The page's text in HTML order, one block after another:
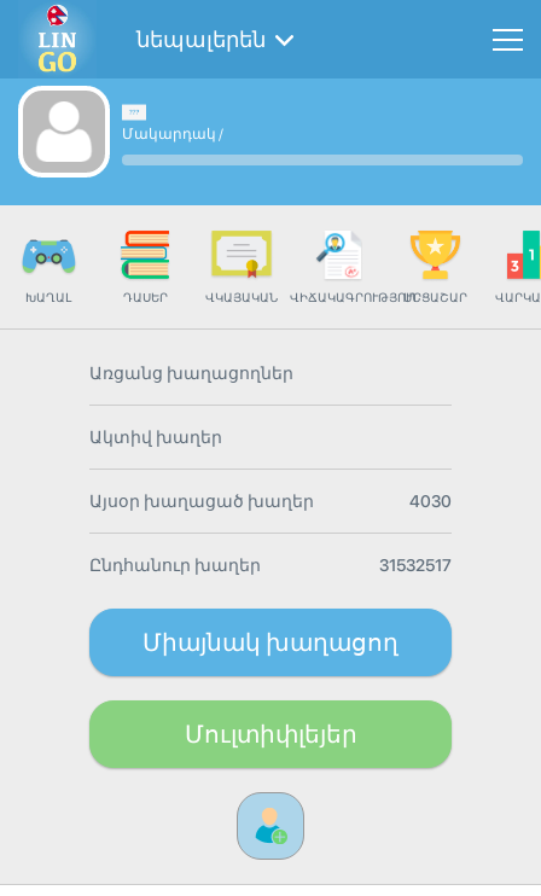
նեպալերեն
Մակարդակ /
ԽԱՂԱԼ ԴԱՍԵՐ ՎԿԱՅԱԿԱՆ ՎԻՃԱԿԱԳՐՈՒԹՅՈՒՆՄՐՑԱՇԱՐ
Առցանց խաղացողներ
Ակտիվ խաղեր
Այսօր խաղացած խաղեր 4030
Ընդհանուր խաղեր 31532517
Միայնակ խաղացող
Մուլտիփլեյեր